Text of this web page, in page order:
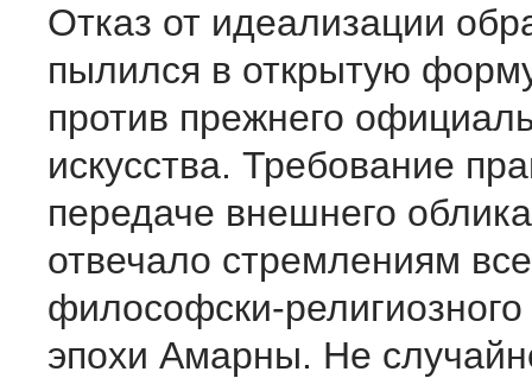
Отказ от идеализации
пылился в открытую
против прежнего
искусства. Требование
передаче внешнего
отвечало стремлениям
философски-
эпохи Амарны. Не